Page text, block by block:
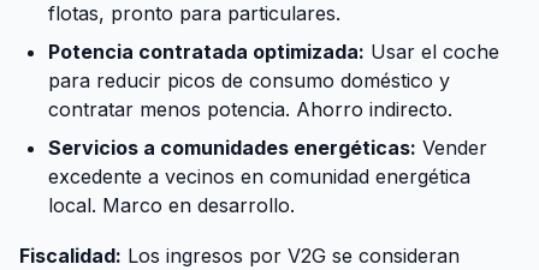
flotas, pronto para particulares.
Potencia contratada optimizada: Usar el coche
para reducir picos de consumo doméstico y
contratar menos potencia. Ahorro indirecto.
Servicios a comunidades energéticas: Vender
excedente a vecinos en comunidad energética
local. Marco en desarrollo.
Fiscalidad: Los ingresos por V2G se consideran